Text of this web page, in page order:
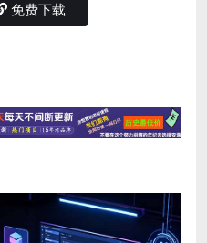
免费下载